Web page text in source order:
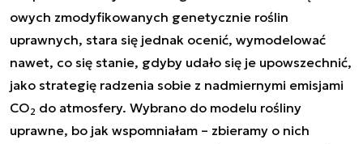
owych zmodyfikowanych genetycznie roślin
uprawnych, stara się jednak ocenić, wymodelować
nawet, co się stanie, gdyby udało się je upowszechnić,
jako strategię radzenia sobie z nadmiernymi emisjami
CO2 do atmosfery. Wybrano do modelu rośliny
uprawne, bo jak wspomniałam – zbieramy o nich